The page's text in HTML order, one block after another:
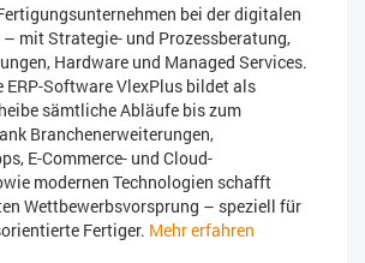
bei der digitalen
mit Strategie- und Prozessberatung,
Hardware und Managed Services.
ERP-Software VlexPlus bildet als
sämtliche Abläufe bis zum
Branchenerweiterungen,
E-Commerce- und Cloud-
modernen Technologien schafft
Wettbewerbsvorsprung – speziell für
Fertiger. Mehr erfahren